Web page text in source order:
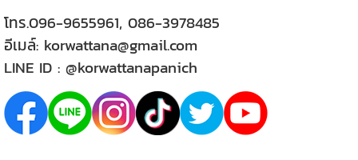
โทร.096-9655961, 086-3978485
อีเมล์: korwattana@gmail.com
LINE ID : @korwattanapanich